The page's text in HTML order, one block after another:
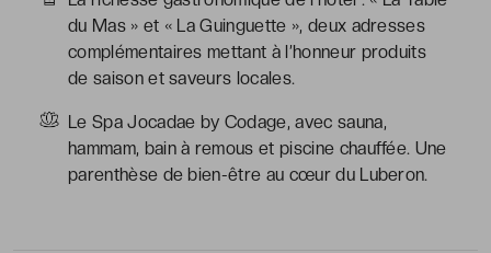
du Mas » et « La Guinguette », deux adresses
complémentaires mettant à l’honneur produits
de saison et saveurs locales.
Le Spa Jocadae by Codage, avec sauna,
hammam, bain à remous et piscine chauffée. Une
parenthèse de bien-être au cœur du Luberon.